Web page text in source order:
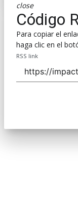
close
Código
Para copiar el
haga clic en el
RSS link